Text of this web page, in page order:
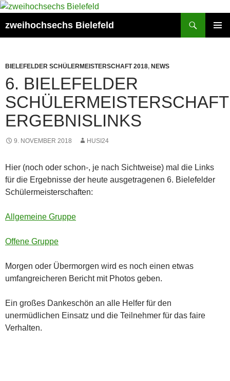
Zum
springen
zweihochsechs Bielefeld
BIELEFELDER SCHÜLERMEISTERSCHAFT 2018, NEWS
6. BIELEFELDER
ERGEBNISLINKS
9. NOVEMBER 2018 HUSI24
Hier (noch oder schon-, je nach Sichtweise) mal die Links
für die Ergebnisse der heute ausgetragenen 6. Bielefelder
Schülermeisterschaften:
Allgemeine Gruppe
Offene Gruppe
Morgen oder Übermorgen wird es noch einen etwas
umfangreicheren Bericht mit Photos geben.
Ein großes Dankeschön an alle Helfer für den
unermüdlichen Einsatz und die Teilnehmer für das faire
Verhalten.